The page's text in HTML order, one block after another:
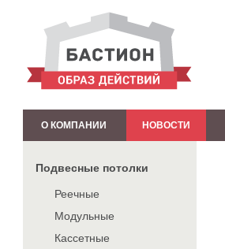
О КОМПАНИИ НОВОСТИ
Подвесные потолки
Реечные
Модульные
Кассетные